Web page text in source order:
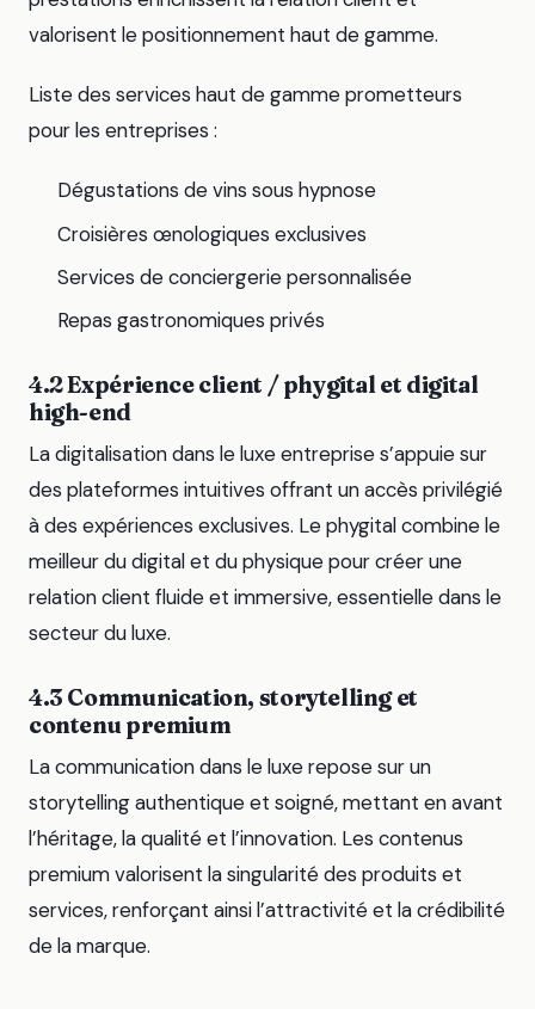
valorisent le positionnement haut de gamme.
Liste des services haut de gamme prometteurs
pour les entreprises :
Dégustations de vins sous hypnose
Croisières œnologiques exclusives
Services de conciergerie personnalisée
Repas gastronomiques privés
4.2 Expérience client / phygital et digital
high-end
La digitalisation dans le luxe entreprise s’appuie sur
des plateformes intuitives offrant un accès privilégié
à des expériences exclusives. Le phygital combine le
meilleur du digital et du physique pour créer une
relation client fluide et immersive, essentielle dans le
secteur du luxe.
4.3 Communication, storytelling et
contenu premium
La communication dans le luxe repose sur un
storytelling authentique et soigné, mettant en avant
l’héritage, la qualité et l’innovation. Les contenus
premium valorisent la singularité des produits et
services, renforçant ainsi l’attractivité et la crédibilité
de la marque.